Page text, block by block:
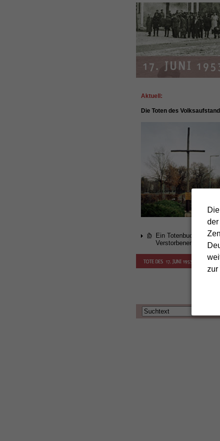
Aktuell:
Die Toten des
Ein Totenbuch der
Verstorbenen
zur